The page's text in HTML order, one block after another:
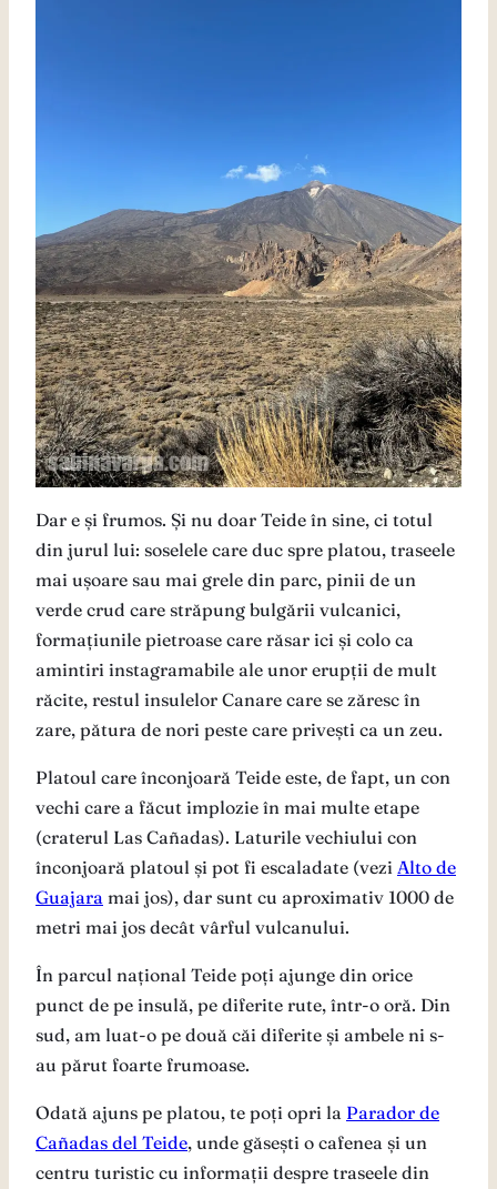
Dar e și frumos. Și nu doar Teide în sine, ci totul
din jurul lui: soselele care duc spre platou, traseele
mai ușoare sau mai grele din parc, pinii de un
verde crud care străpung bulgării vulcanici,
formațiunile pietroase care răsar ici și colo ca
amintiri instagramabile ale unor erupții de mult
răcite, restul insulelor Canare care se zăresc în
zare, pătura de nori peste care privești ca un zeu.
Platoul care înconjoară Teide este, de fapt, un con
vechi care a făcut implozie în mai multe etape
(craterul Las Cañadas). Laturile vechiului con
înconjoară platoul și pot fi escaladate (vezi Alto de
Guajara mai jos), dar sunt cu aproximativ 1000 de
metri mai jos decât vârful vulcanului.
În parcul național Teide poți ajunge din orice
punct de pe insulă, pe diferite rute, într-o oră. Din
sud, am luat-o pe două căi diferite și ambele ni s-
au părut foarte frumoase.
Odată ajuns pe platou, te poți opri la Parador de
Cañadas del Teide, unde găsești o cafenea și un
centru turistic cu informații despre traseele din